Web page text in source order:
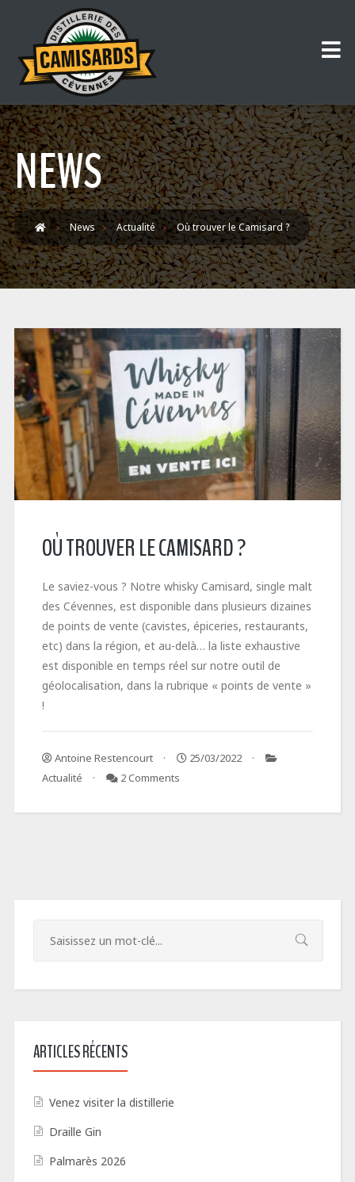
NEWS
News Actualité Où trouver le Camisard ?
OÙ TROUVER LE CAMISARD ?
Le saviez-vous ? Notre whisky Camisard, single malt
des Cévennes, est disponible dans plusieurs dizaines
de points de vente (cavistes, épiceries, restaurants,
etc) dans la région, et au-delà… la liste exhaustive
est disponible en temps réel sur notre outil de
géolocalisation, dans la rubrique « points de vente »
!
Antoine Restencourt
25/03/2022
Actualité
2 Comments
ARTICLES RÉCENTS
Venez visiter la distillerie
Draille Gin
Palmarès 2026